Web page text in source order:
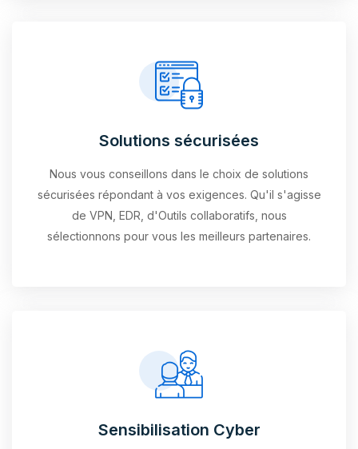
Solutions sécurisées
Nous vous conseillons dans le choix de solutions
sécurisées répondant à vos exigences. Qu'il s'agisse
de VPN, EDR, d'Outils collaboratifs, nous
sélectionnons pour vous les meilleurs partenaires.
Sensibilisation Cyber